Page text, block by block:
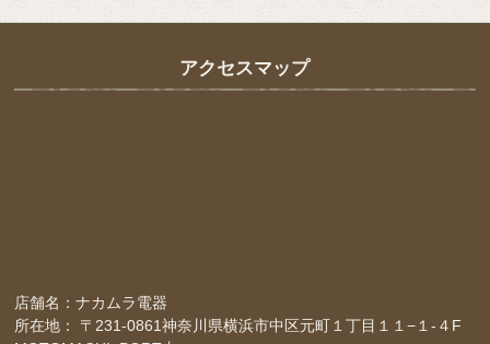
アクセスマップ
店舗名：ナカムラ電器
所在地： 〒231-0861神奈川県横浜市中区元町１丁目１１−１-４F